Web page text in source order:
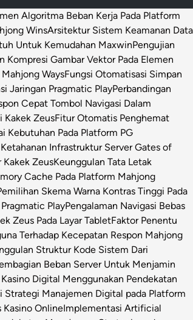
Algoritma Beban Kerja Pada Platform
WinsArsitektur Sistem Keamanan Data
Untuk Kemudahan MaxwinPengujian
Kompresi Gambar Vektor Pada Elemen
WaysFungsi Otomatisasi Simpan
Jaringan Pragmatic PlayPerbandingan
Cepat Tombol Navigasi Dalam
Kakek ZeusFitur Otomatis Penghemat
Kebutuhan Pada Platform PG
Infrastruktur Server Gates of
Kakek ZeusKeunggulan Tata Letak
Cache Pada Platform Mahjong
Skema Warna Kontras Tinggi Pada
PlayPengalaman Navigasi Bebas
Zeus Pada Layar TabletFaktor Penentu
Terhadap Kecepatan Respon Mahjong
Struktur Kode Sistem Dari
Beban Server Untuk Menjamin
Digital Menggunakan Pendekatan
Strategi Manajemen Digital pada Platform
OnlineImplementasi Artificial